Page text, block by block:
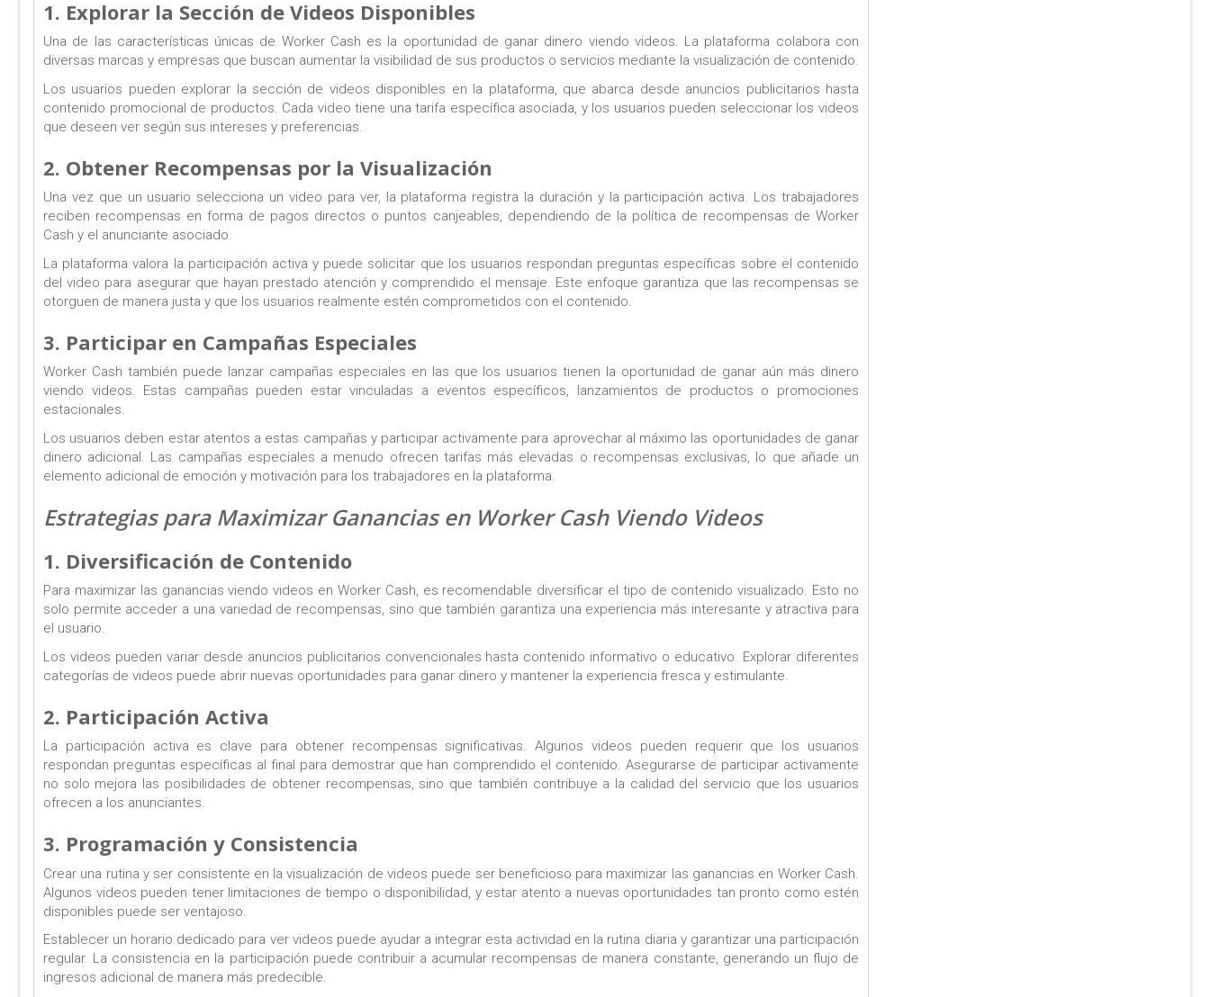
1. Explorar la Sección de Videos Disponibles
Una de las características únicas de Worker Cash es la oportunidad de ganar dinero viendo videos. La plataforma colabora con
diversas marcas y empresas que buscan aumentar la visibilidad de sus productos o servicios mediante la visualización de contenido.
Los usuarios pueden explorar la sección de videos disponibles en la plataforma, que abarca desde anuncios publicitarios hasta
contenido promocional de productos. Cada video tiene una tarifa específica asociada, y los usuarios pueden seleccionar los videos
que deseen ver según sus intereses y preferencias.
2. Obtener Recompensas por la Visualización
Una vez que un usuario selecciona un video para ver, la plataforma registra la duración y la participación activa. Los trabajadores
reciben recompensas en forma de pagos directos o puntos canjeables, dependiendo de la política de recompensas de Worker
Cash y el anunciante asociado.
La plataforma valora la participación activa y puede solicitar que los usuarios respondan preguntas específicas sobre el contenido
del video para asegurar que hayan prestado atención y comprendido el mensaje. Este enfoque garantiza que las recompensas se
otorguen de manera justa y que los usuarios realmente estén comprometidos con el contenido.
3. Participar en Campañas Especiales
Worker Cash también puede lanzar campañas especiales en las que los usuarios tienen la oportunidad de ganar aún más dinero
viendo videos. Estas campañas pueden estar vinculadas a eventos específicos, lanzamientos de productos o promociones
estacionales.
Los usuarios deben estar atentos a estas campañas y participar activamente para aprovechar al máximo las oportunidades de ganar
dinero adicional. Las campañas especiales a menudo ofrecen tarifas más elevadas o recompensas exclusivas, lo que añade un
elemento adicional de emoción y motivación para los trabajadores en la plataforma.
Estrategias para Maximizar Ganancias en Worker Cash Viendo Videos
1. Diversificación de Contenido
Para maximizar las ganancias viendo videos en Worker Cash, es recomendable diversificar el tipo de contenido visualizado. Esto no
solo permite acceder a una variedad de recompensas, sino que también garantiza una experiencia más interesante y atractiva para
el usuario.
Los videos pueden variar desde anuncios publicitarios convencionales hasta contenido informativo o educativo. Explorar diferentes
categorías de videos puede abrir nuevas oportunidades para ganar dinero y mantener la experiencia fresca y estimulante.
2. Participación Activa
La participación activa es clave para obtener recompensas significativas. Algunos videos pueden requerir que los usuarios
respondan preguntas específicas al final para demostrar que han comprendido el contenido. Asegurarse de participar activamente
no solo mejora las posibilidades de obtener recompensas, sino que también contribuye a la calidad del servicio que los usuarios
ofrecen a los anunciantes.
3. Programación y Consistencia
Crear una rutina y ser consistente en la visualización de videos puede ser beneficioso para maximizar las ganancias en Worker Cash.
Algunos videos pueden tener limitaciones de tiempo o disponibilidad, y estar atento a nuevas oportunidades tan pronto como estén
disponibles puede ser ventajoso.
Establecer un horario dedicado para ver videos puede ayudar a integrar esta actividad en la rutina diaria y garantizar una participación
regular. La consistencia en la participación puede contribuir a acumular recompensas de manera constante, generando un flujo de
ingresos adicional de manera más predecible.